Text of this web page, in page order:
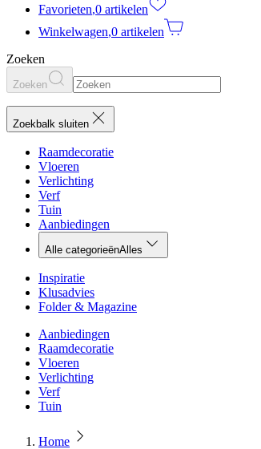
Favorieten,0 artikelen
Winkelwagen,0 artikelen
Zoeken
Zoeken
Zoekbalk sluiten
Raamdecoratie
Vloeren
Verlichting
Verf
Tuin
Aanbiedingen
Alle categorieënAlles
Inspiratie
Klusadvies
Folder & Magazine
Aanbiedingen
Raamdecoratie
Vloeren
Verlichting
Verf
Tuin
Home